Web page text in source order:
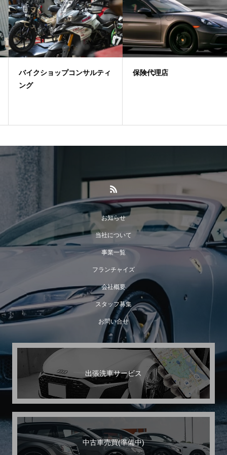
バイクショップコンサルティ
ング
保険代理店
お知らせ
当社について
事業一覧
フランチャイズ
会社概要
スタッフ募集
お問い合せ
出張洗車サービス
中古車売買(準備中)